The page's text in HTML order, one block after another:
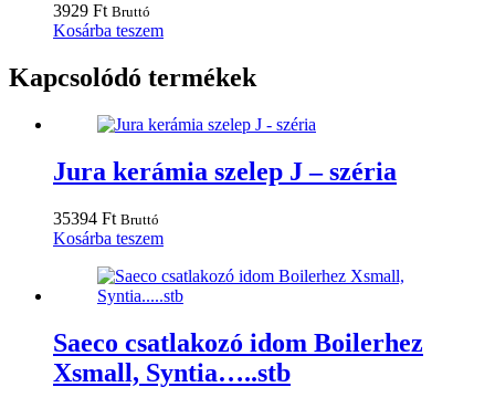
3929 Ft Bruttó
Kosárba teszem
Kapcsolódó termékek
Jura kerámia szelep J – széria
35394 Ft Bruttó
Kosárba teszem
Saeco csatlakozó idom Boilerhez
Xsmall, Syntia…..stb